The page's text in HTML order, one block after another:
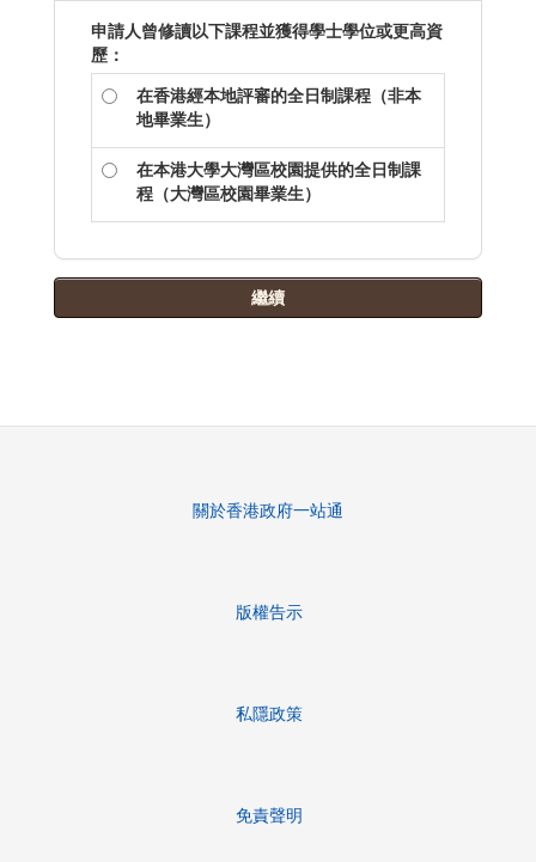
申請人曾修讀以下課程並獲得學士學位或更高資
歷：
在香港經本地評審的全日制課程（非本
地畢業生）
在本港大學大灣區校園提供的全日制課
程（大灣區校園畢業生）
繼續
關於香港政府一站通
版權告示
私隱政策
免責聲明